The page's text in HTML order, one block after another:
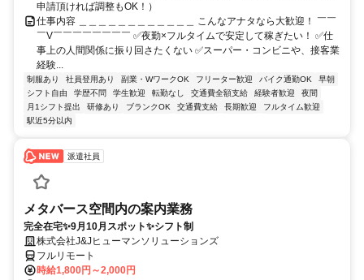
申請頂ければ調整もOK！）
仕事内容 ＿＿＿＿＿＿＿＿＿＿＿＿ こんなアナタなら大歓迎！ ￣￣
￣V￣￣￣￣￣￣￣￣ ✅夜勤×フルタイムで安定して稼ぎたい！ ✅仕
事上の人間関係に振り回さたくない ✅スーパー・コンビニや、接客業
経験...
制服あり 社員登用あり 副業・WワークOK フリーター歓迎 バイク通勤OK
早朝
シフト自由
学歴不問 学生歓迎 転勤なし 交通費全額支給 経験者歓迎
夜間
月1シフト提出
研修あり ブランクOK 交通費支給 長期歓迎
フルタイム歓迎
駅近5分以内
派遣社員
メタバース空間内の案内業務
完全在宅✨9月10月スポット✨シフト制
株式会社J&Jヒューマンソリューションズ
フルリモート
時給1,800円～2,000円